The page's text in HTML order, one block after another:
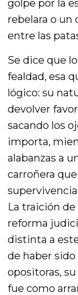
golpe por la
rebelara o un
entre las
Se dice que
fealdad, esa
lógico: su
devolver
sacando los
importa,
alabanzas a
carroñera
La traición de
reforma
distinta a
de haber sido
opositoras,
fue como